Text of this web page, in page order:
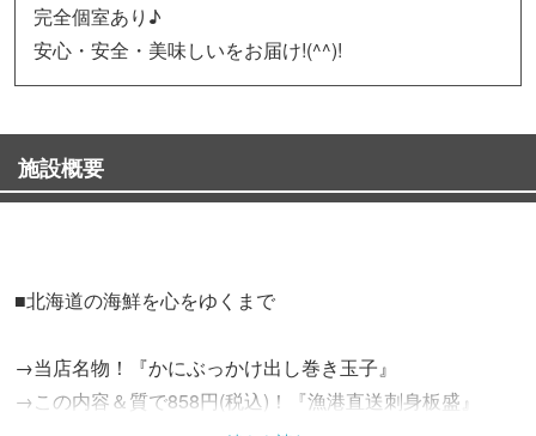
完全個室あり♪
安心・安全・美味しいをお届け!(^^)!
施設概要
■北海道の海鮮を心をゆくまで
→当店名物！『かにぶっかけ出し巻き玉子』
→この内容＆質で858円(税込)！『漁港直送刺身板盛』